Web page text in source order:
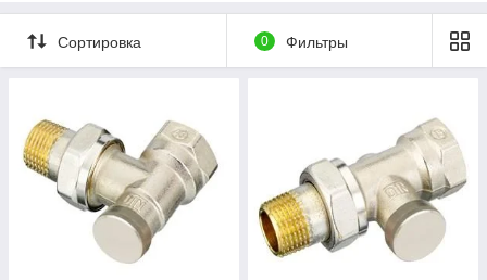
коммерческих и промышленных объектов. Закажите
запорные клапаны RLV-S Danfoss в Алматы и по
Запорные клапаны RLV-S Danfoss — это надежное и удобное
решение для обслуживания систем отопления. Закажите их
сейчас и получите качественное оборудование с гарантией и
доставкой по всему Казахстану!
Купить сейчас
Сортировка 0 Фильтры